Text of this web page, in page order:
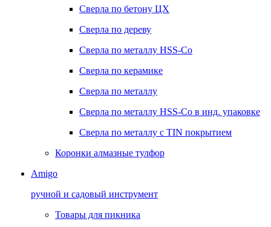
Сверла по бетону ЦХ
Сверла по дереву
Сверла по металлу HSS-Co
Сверла по керамике
Сверла по металлу
Сверла по металлу HSS-Co в инд. упаковке
Сверла по металлу с TIN покрытием
Коронки алмазные тулфор
Amigo
ручной и садовый инструмент
Товары для пикника